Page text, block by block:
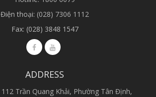
Điện thoại: (028) 7306 1112
Fax: (028) 3848 1547
ADDRESS
112 Trần Quang Khải, Phường Tân Định,